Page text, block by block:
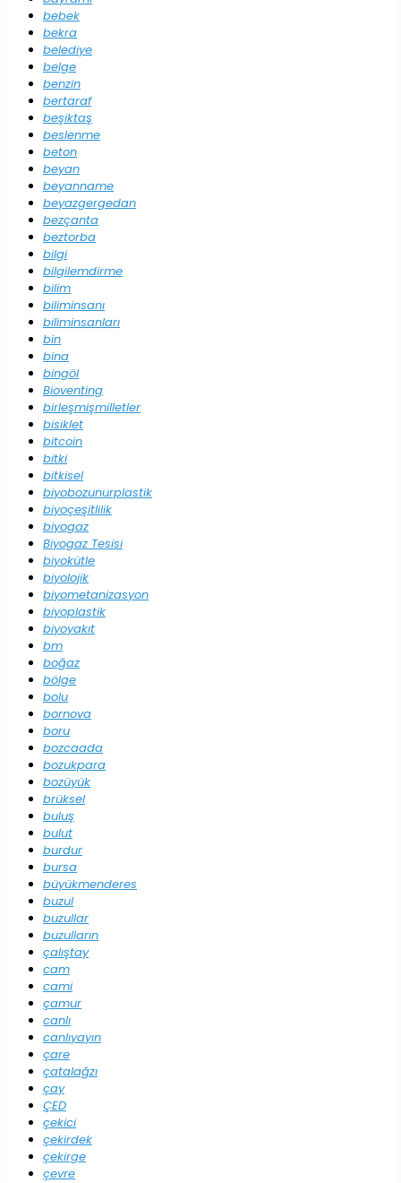
bebek
bekra
belediye
belge
benzin
bertaraf
beşiktaş
beslenme
beton
beyan
beyanname
beyazgergedan
bezçanta
beztorba
bilgi
bilgilemdirme
bilim
biliminsanı
biliminsanları
bin
bina
bingöl
Bioventing
birleşmişmilletler
bisiklet
bitcoin
bitki
bitkisel
biyobozunurplastik
biyoçeşitlilik
biyogaz
Biyogaz Tesisi
biyokütle
biyolojik
biyometanizasyon
biyoplastik
biyoyakıt
bm
boğaz
bölge
bolu
bornova
boru
bozcaada
bozukpara
bozüyük
brüksel
buluş
bulut
burdur
bursa
büyükmenderes
buzul
buzullar
buzulların
çalıştay
cam
cami
çamur
canlı
canlıyayın
çare
çatalağzı
çay
ÇED
çekici
çekirdek
çekirge
çevre